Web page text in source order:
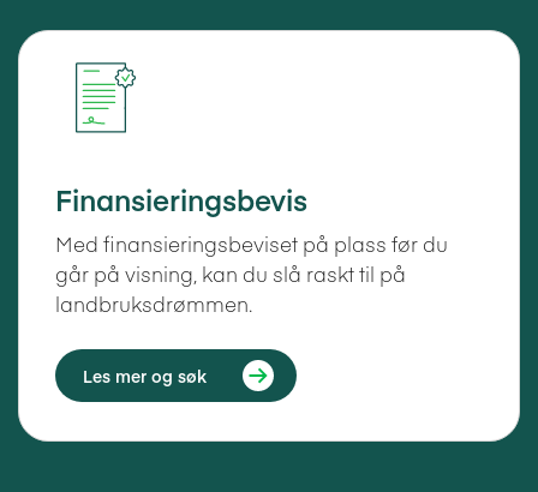
Finansieringsbevis
Med finansieringsbeviset på plass før du
går på visning, kan du slå raskt til på
landbruksdrømmen.
Les mer og søk